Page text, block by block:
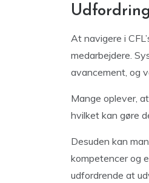
At navigere i
medarbejdere.
avancement, og
Mange oplever,
hvilket kan gøre
Desuden kan
kompetencer og
udfordrende at